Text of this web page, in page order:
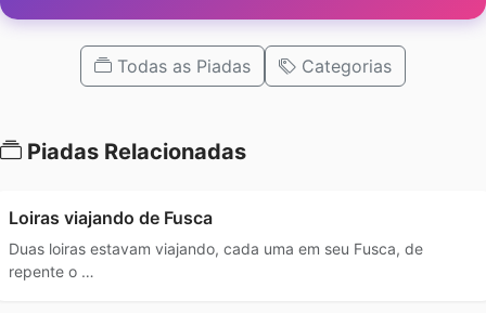
Todas as Piadas Categorias
Piadas Relacionadas
Loiras viajando de Fusca
Duas loiras estavam viajando, cada uma em seu Fusca, de
repente o …